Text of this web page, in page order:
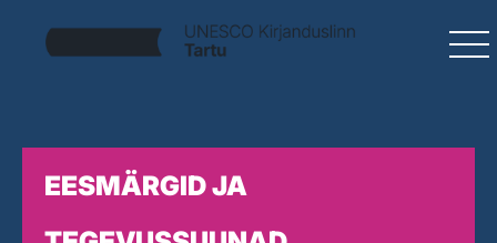
EESMÄRGID JA